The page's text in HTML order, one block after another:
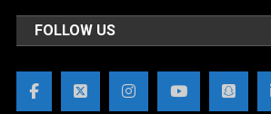
FOLLOW US